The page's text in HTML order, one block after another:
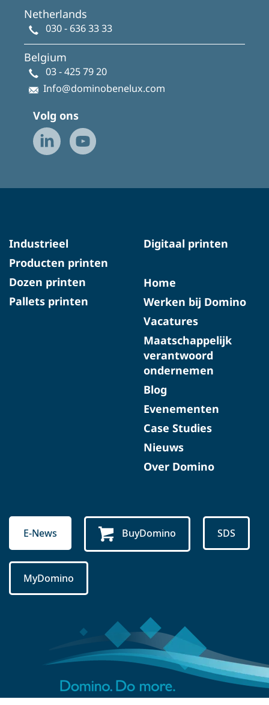
Netherlands
030 - 636 33 33
Belgium
03 - 425 79 20
Info@dominobenelux.com
Volg ons
Industrieel
Producten printen
Dozen printen
Pallets printen
Digitaal printen
Home
Werken bij Domino
Vacatures
Maatschappelijk
verantwoord
ondernemen
Blog
Evenementen
Case Studies
Nieuws
Over Domino
E-News BuyDomino SDS
MyDomino